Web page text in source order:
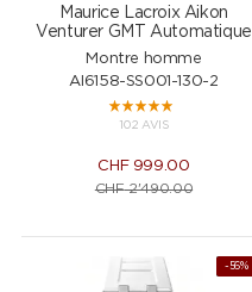
Maurice Lacroix Aikon
Venturer GMT Automatique
Montre homme
AI6158-SS001-130-2
102 AVIS
CHF999.00
CHF2'490.00
NEW
-56%